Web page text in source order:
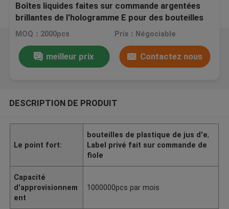
Boîtes liquides faites sur commande argentées
brillantes de l'hologramme E pour des bouteilles
de compte-gouttes de jus de 20ml e
MOQ：2000pcs Prix：Négociable
meilleur prix Contactez nous
DESCRIPTION DE PRODUIT
Le point fort:
bouteilles de plastique de jus d'e,
Label privé fait sur commande de
fiole
Capacité
d'approvisionnem
ent
1000000pcs par mois